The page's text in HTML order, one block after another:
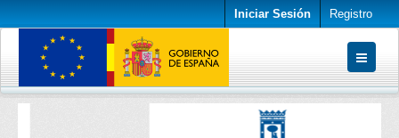
Iniciar Sesión Registro
Conjuntos de datos